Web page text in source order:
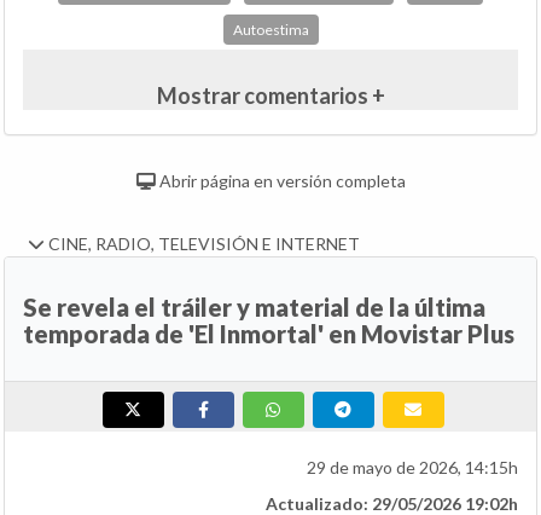
Autoestima
Mostrar comentarios +
Abrir página en versión completa
CINE, RADIO, TELEVISIÓN E INTERNET
Se revela el tráiler y material de la última
temporada de 'El Inmortal' en Movistar Plus
29 de mayo de 2026, 14:15h
Actualizado: 29/05/2026 19:02h